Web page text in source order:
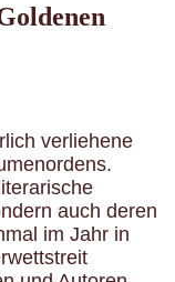
verliehene
auch deren
im Jahr in